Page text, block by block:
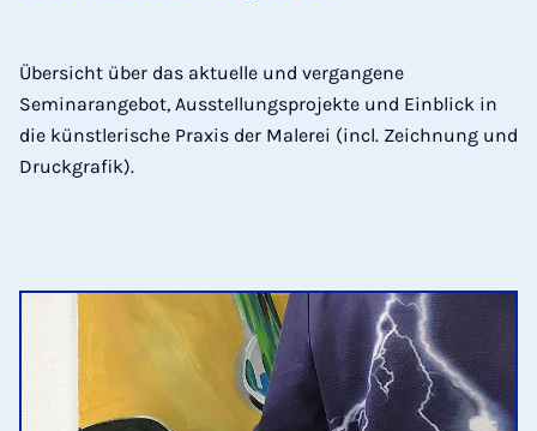
Übersicht über das aktuelle und vergangene
Seminarangebot, Ausstellungsprojekte und Einblick in
die künstlerische Praxis der Malerei (incl. Zeichnung und
Druckgrafik).